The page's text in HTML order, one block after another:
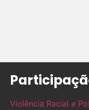
Violência Racial e